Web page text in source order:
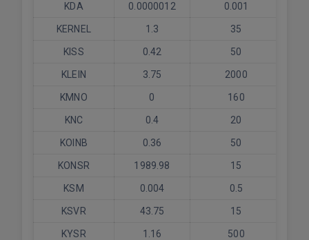
KDA 0.0000012 0.001
KERNEL 1.3 35
KISS 0.42 50
KLEIN 3.75 2000
KMNO 0 160
KNC 0.4 20
KOINB 0.36 50
KONSR 1989.98 15
KSM 0.004 0.5
KSVR 43.75 15
KYSR 1.16 500